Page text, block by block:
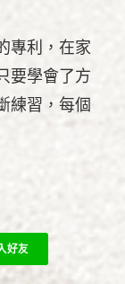
專利，在家
要學會了方
練習，每個